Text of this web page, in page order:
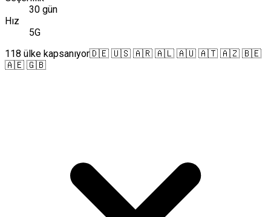
30 gün
Hız
5G
118 ülke kapsanıyor🇩🇪 🇺🇸 🇦🇷 🇦🇱 🇦🇺 🇦🇹 🇦🇿 🇧🇪
🇦🇪 🇬🇧